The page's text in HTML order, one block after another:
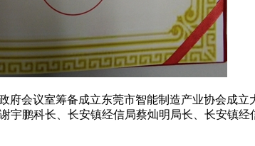
府会议室筹备成立东莞市智能制造产业协会成立
宇鹏科长、长安镇经信局蔡灿明局长、长安镇经